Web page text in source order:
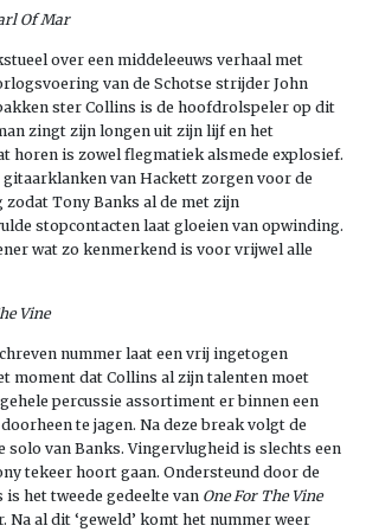
Of Mar
over een middeleeuws verhaal met
van de Schotse strijder John
ster Collins is de hoofdrolspeler op dit
zingt zijn longen uit zijn lijf en het
horen is zowel flegmatiek alsmede explosief.
van Hackett zorgen voor de
Tony Banks al de met zijn
stopcontacten laat gloeien van opwinding.
wat zo kenmerkend is voor vrijwel alle
Vine
nummer laat een vrij ingetogen
moment dat Collins al zijn talenten moet
percussie assortiment er binnen een
te jagen. Na deze break volgt de
solo van Banks. Vingervlugheid is slechts een
tekeer hoort gaan. Ondersteund door de
is het tweede gedeelte van One For The Vine
Na al dit ‘geweld’ komt het nummer weer